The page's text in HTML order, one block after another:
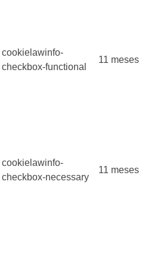
cookielawinfo-
checkbox-functional
11 meses
cookielawinfo-
checkbox-necessary
11 meses